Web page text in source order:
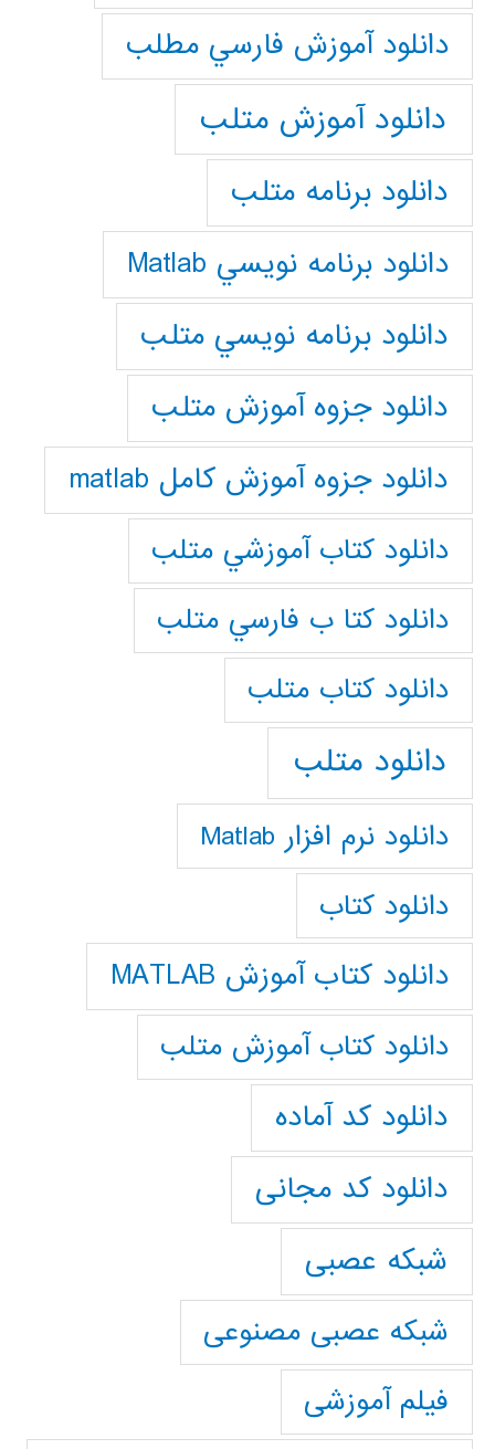
دانلود آموزش فارسي مطلب
دانلود آموزش متلب
دانلود برنامه متلب
دانلود برنامه نويسي Matlab
دانلود برنامه نويسي متلب
دانلود جزوه آموزش متلب
دانلود جزوه آموزش کامل matlab
دانلود كتاب آموزشي متلب
دانلود كتا ب فارسي متلب
دانلود كتاب متلب
دانلود متلب
دانلود نرم افزار Matlab
دانلود کتاب
دانلود کتاب آموزش MATLAB
دانلود کتاب آموزش متلب
دانلود کد آماده
دانلود کد مجانی
شبکه عصبی
شبکه عصبی مصنوعی
فیلم آموزشی